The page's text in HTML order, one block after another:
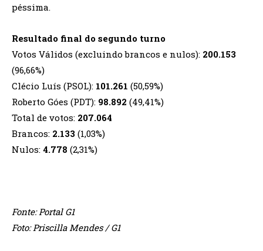
péssima.
Resultado final do segundo turno
Votos Válidos (excluindo brancos e nulos): 200.153
(96,66%)
Clécio Luís (PSOL): 101.261 (50,59%)
Roberto Góes (PDT): 98.892 (49,41%)
Total de votos: 207.064
Brancos: 2.133 (1,03%)
Nulos: 4.778 (2,31%)
Fonte: Portal G1
Foto: Priscilla Mendes / G1